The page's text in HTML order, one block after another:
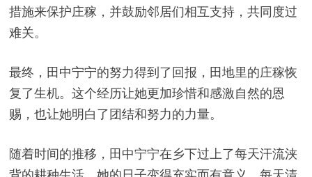
措施来保护庄稼，并鼓励邻居们相互支持，共同度过
难关。
最终，田中宁宁的努力得到了回报，田地里的庄稼恢
复了生机。这个经历让她更加珍惜和感激自然的恩
赐，也让她明白了团结和努力的力量。
随着时间的推移，田中宁宁在乡下过上了每天汗流浃